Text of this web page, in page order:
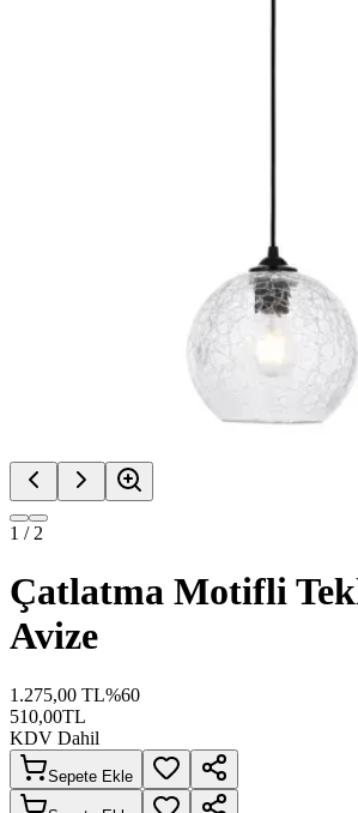
1 / 2
Çatlatma Motifli
Avize
1.275,00 TL%60
510,00TL
KDV Dahil
Sepete Ekle